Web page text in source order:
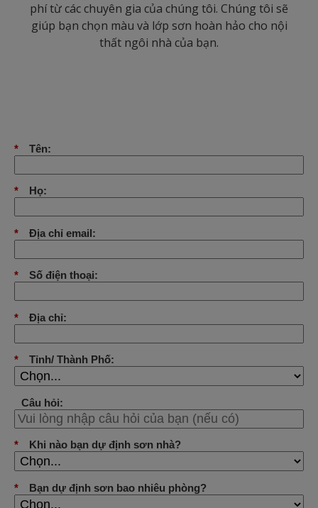
phí từ các chuyên gia của chúng tôi. Chúng tôi sẽ
giúp bạn chọn màu và lớp sơn hoàn hảo cho nội
thất ngôi nhà của bạn.